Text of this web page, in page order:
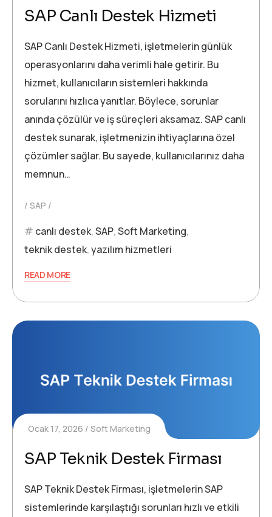
SAP Canlı Destek Hizmeti
SAP Canlı Destek Hizmeti, işletmelerin günlük
operasyonlarını daha verimli hale getirir. Bu
hizmet, kullanıcıların sistemleri hakkında
sorularını hızlıca yanıtlar. Böylece, sorunlar
anında çözülür ve iş süreçleri aksamaz. SAP canlı
destek sunarak, işletmenizin ihtiyaçlarına özel
çözümler sağlar. Bu sayede, kullanıcılarınız daha
memnun…
SAP
canlı destek,SAP,Soft Marketing,
teknik destek,yazılım hizmetleri
READ MORE
Ocak 17, 2026 Soft Marketing
SAP Teknik Destek Firması
SAP Teknik Destek Firması, işletmelerin SAP
sistemlerinde karşılaştığı sorunları hızlı ve etkili